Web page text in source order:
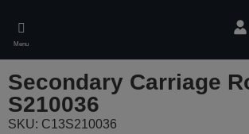
main
content
Menu
Secondary Carriage
S210036
SKU: C13S210036